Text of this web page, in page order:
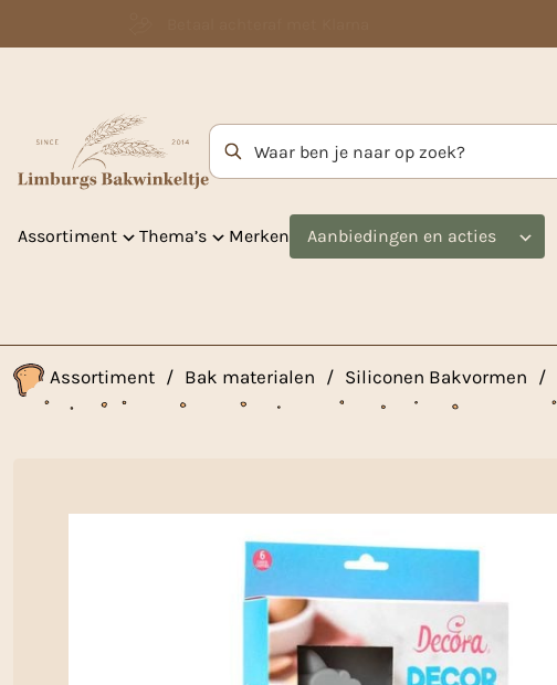
Zoekterm
Assortiment Thema’s Merken Aanbiedingen en acties
Assortiment / Bak materialen / Siliconen Bakvormen /